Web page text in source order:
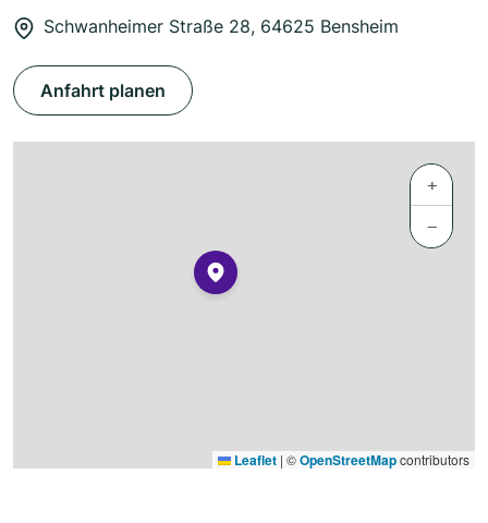
Schwanheimer Straße 28, 64625 Bensheim
Anfahrt planen
+
−
Leaflet | ©OpenStreetMapcontributors